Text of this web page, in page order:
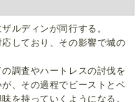
ルディンが同行する。
しており、その影響で城の
調査やハートレスの討伐を
、その過程でビーストとベ
を持っていくようになる。